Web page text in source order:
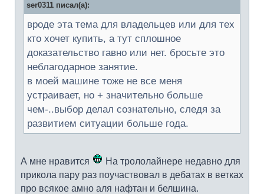
ser0311 писал(а):
вроде эта тема для владельцев или для тех
кто хочет купить, а тут сплошное
доказательство гавно или нет. бросьте это
неблагодарное занятие.
в моей машине тоже не все меня
устраивает, но + значительно больше
чем-..выбор делал сознательно, следя за
развитием ситуации больше года.
А мне нравится
На трололайнере недавно для
прикола пару раз поучаствовал в дебатах в ветках
про всякое амно аля нафтан и белшина.